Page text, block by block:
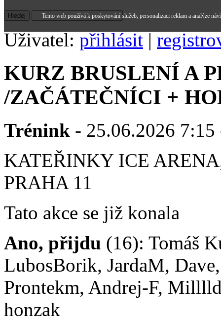
Uživatel: přihlásit |
KURZ BRUSLENÍ A
/ZAČÁTEČNÍCI +
Trénink - 25.06.2026 7:15
KATEŘINKY ICE
PRAHA 11
Tato akce se již konala
Ano, přijdu (16): Tomáš
LubosBorik, JardaM,
Prontekm, Andrej-F,
honzak
Tento web používá k poskytování služeb, personalizaci reklam a analýze